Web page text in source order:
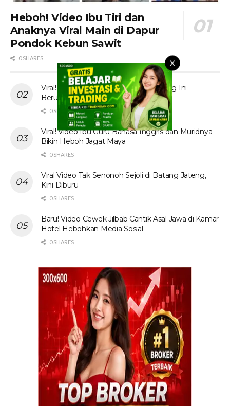
X
Heboh! Video Ibu Tiri dan
Anaknya Viral Main di Dapur
Pondok Kebun Sawit
0 SHARES
Viral! Tante Prank Ojol di Kolam Renang Ini
Berujung Tak Terduga
0 SHARES
Viral! Video Ibu Guru Bahasa Inggris dan Muridnya
Bikin Heboh Jagat Maya
0 SHARES
Viral Video Tak Senonoh Sejoli di Batang Jateng,
Kini Diburu
0 SHARES
Baru! Video Cewek Jilbab Cantik Asal Jawa di Kamar
Hotel Hebohkan Media Sosial
0 SHARES